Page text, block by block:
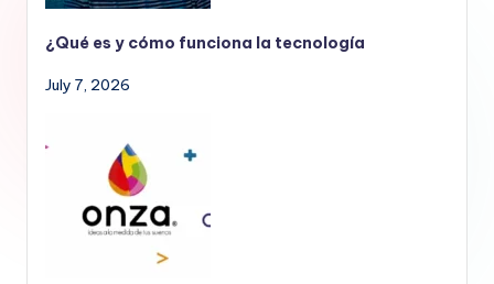
¿Qué es y cómo funciona la tecnología
July 7, 2026